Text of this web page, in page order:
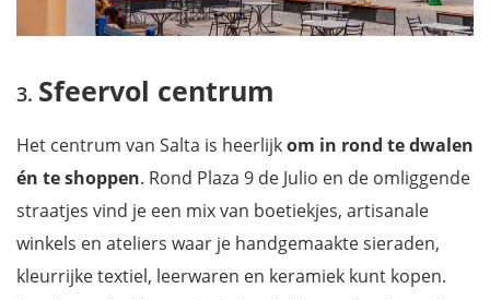
Sfeervol centrum
Het centrum van Salta is heerlijkom in rond te dwalen
én te shoppen. Rond Plaza 9 de Julio en de omliggende
straatjes vind je een mix van boetiekjes, artisanale
winkels en ateliers waar je handgemaakte sieraden,
kleurrijke textiel, leerwaren en keramiek kunt kopen.